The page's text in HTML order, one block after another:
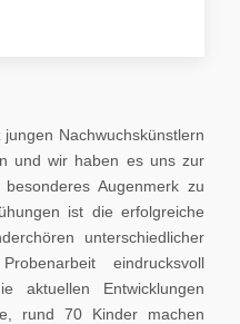
Nachwuchskünstlern
und wir haben es uns zur
Augenmerk zu
ist die erfolgreiche
unterschiedlicher
eindrucksvoll
aktuellen Entwicklungen
rund 70 Kinder machen